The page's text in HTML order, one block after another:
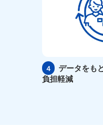
４ データをも
負担軽減